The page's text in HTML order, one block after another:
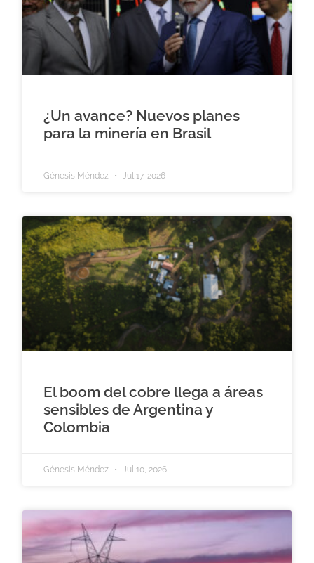
¿Un avance? Nuevos planes
para la minería en Brasil
Génesis Méndez Jul 17, 2026
El boom del cobre llega a áreas
sensibles de Argentina y
Colombia
Génesis Méndez Jul 10, 2026